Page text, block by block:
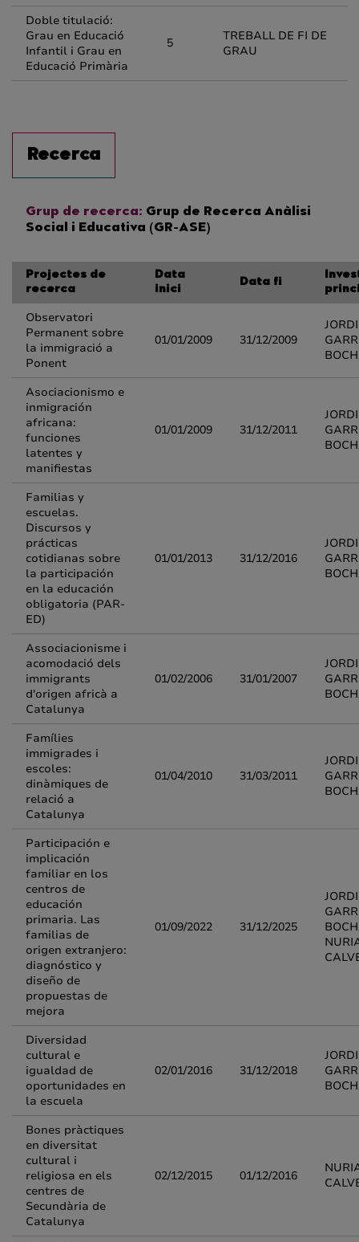
Doble titulació:
Grau en Educació
Infantil i Grau en
Educació Primària
5
TREBALL DE FI DE
GRAU
Recerca
Grup de recerca: Grup de Recerca Anàlisi
Social i Educativa (GR-ASE)
Projectes de
recerca
Data
inici
Data fi
Observatori
Permanent sobre
la immigració a
Ponent
01/01/2009 31/12/2009
JORDI
Asociacionismo e
inmigración
africana:
funciones
latentes y
manifiestas
01/01/2009 31/12/2011
JORDI
Familias y
escuelas.
Discursos y
prácticas
cotidianas sobre
la participación
en la educación
obligatoria (PAR-
ED)
01/01/2013 31/12/2016
JORDI
Associacionisme i
acomodació dels
immigrants
d'origen africà a
Catalunya
01/02/2006 31/01/2007
JORDI
Famílies
immigrades i
escoles:
dinàmiques de
relació a
Catalunya
01/04/2010 31/03/2011
JORDI
Participación e
implicación
familiar en los
centros de
educación
primaria. Las
familias de
origen extranjero:
diagnóstico y
diseño de
propuestas de
mejora
01/09/2022 31/12/2025
JORDI
Diversidad
cultural e
igualdad de
oportunidades en
la escuela
02/01/2016 31/12/2018
JORDI
Bones pràctiques
en diversitat
cultural i
religiosa en els
centres de
Secundària de
Catalunya
02/12/2015 01/12/2016